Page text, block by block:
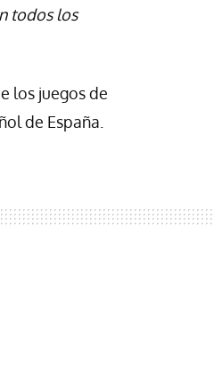
todos los
los juegos de
de España.